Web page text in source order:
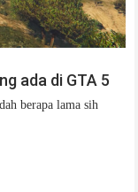
ada di GTA 5
berapa lama sih